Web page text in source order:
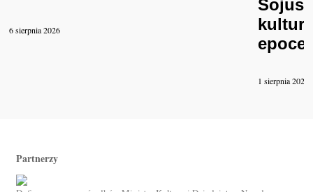
6 sierpnia 2026
epoce
1 sierpnia 2026
Partnerzy